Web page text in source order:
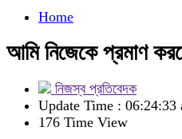
Home
আমি নিজেকে প্রমাণ
নিজস্ব প্রতিবেদক
Update Time : 06:24:33
176 Time View